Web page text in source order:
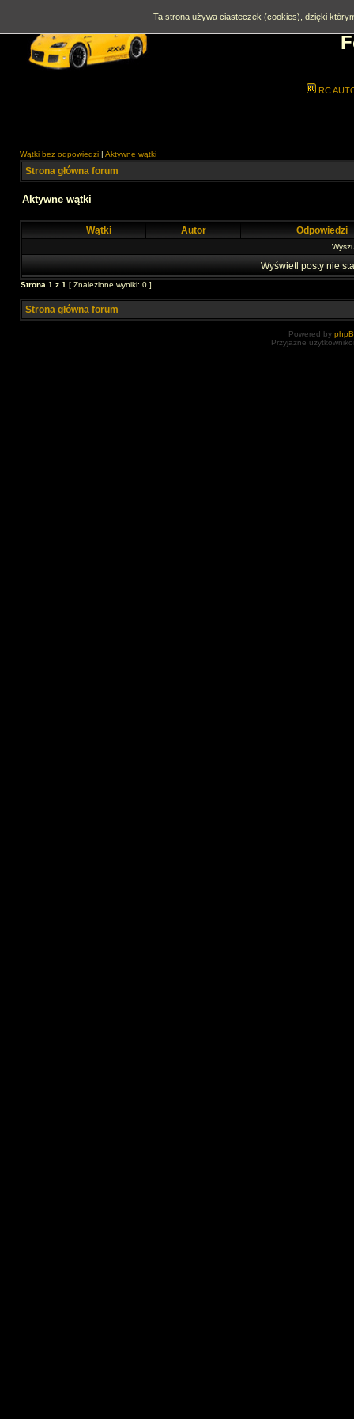
RC
Wątki bez odpowiedzi | Aktywne wątki
Strona główna forum
Aktywne wątki
Wątki Autor Odpowiedzi
Wyświetl posty nie
Strona 1 z 1 [ Znalezione wyniki: 0 ]
Strona główna forum
Powered by
Przyjazne
Ta strona używa ciasteczek (cookies), dzięki